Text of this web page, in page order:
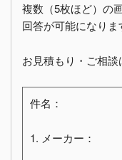
複数（5枚ほど）の
回答が可能になりま
お見積もり・ご相談
件名：
1. メーカー：